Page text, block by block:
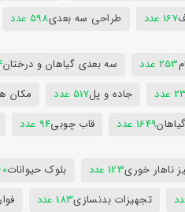
167 عدد طراحی سه بعدی598 عدد
253 عدد سه بعدی گیاهان و درختان
عدد جاده و پل517 عدد مکان
1649 عدد قاب چوبی94 عدد
ناهار خوری123 عدد بلوک حیوانات
تجهیزات بدنسازی183 عدد